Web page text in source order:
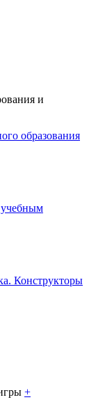
и
образования
Конструкторы
+